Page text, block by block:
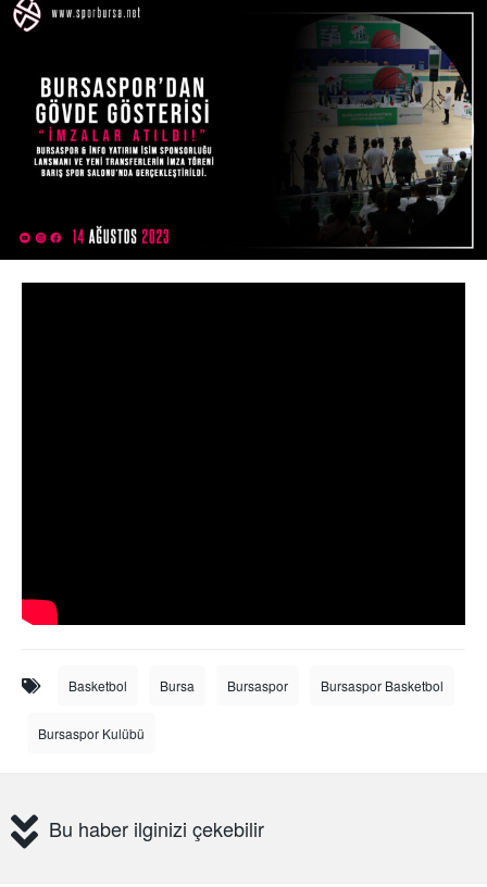
Basketbol Bursa Bursaspor Bursaspor Basketbol
Bursaspor Kulübü
Bu haber ilginizi çekebilir